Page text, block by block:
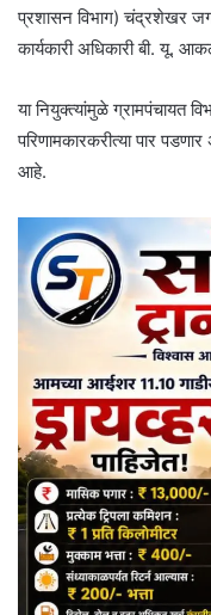
प्रशासन विभाग) चंद्रशेखर
कार्यकारी अधिकारी बी. यू.
या नियुक्त्यांमुळे ग्रामपंचायत
परिणामकारकरीत्या पार
आहे.